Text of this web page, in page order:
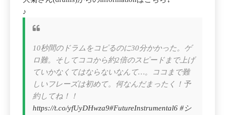
♪
10秒間のドラムをコピるのに30分かかった。ゲ
ロ難。そしてココから約2倍のスピードまで上げ
ていかなくてはならないなんて…。ココまで難
しいフレーズは初めて。何なんだまったく！予
約してね！！
https://t.co/yfUyDHwza9#FutureInstrumental6 #シ